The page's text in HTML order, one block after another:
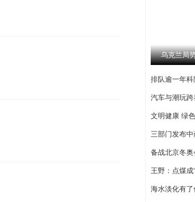
乌克兰局
排队逾一年
司撤回发行
汽车与潮玩
启跨界联名合
文明健康 绿
启动
三部门发布
业开展选育
备战北京冬
王野：点煤成
海水淡化有